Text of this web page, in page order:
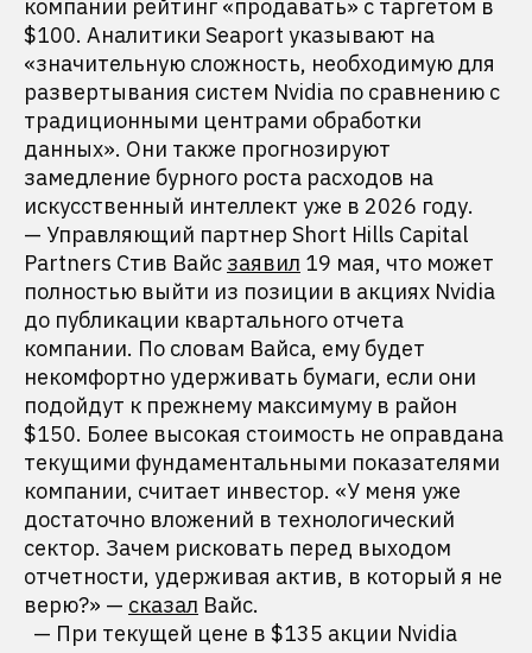
компании рейтинг «продавать» с таргетом в
$100. Аналитики Seaport указывают на
«значительную сложность, необходимую для
развертывания систем Nvidia по сравнению с
традиционными центрами обработки
данных». Они также прогнозируют
замедление бурного роста расходов на
искусственный интеллект уже в 2026 году.
— Управляющий партнер Short Hills Capital
Partners Стив Вайс заявил 19 мая, что может
полностью выйти из позиции в акциях Nvidia
до публикации квартального отчета
компании. По словам Вайса, ему будет
некомфортно удерживать бумаги, если они
подойдут к прежнему максимуму в район
$150. Более высокая стоимость не оправдана
текущими фундаментальными показателями
компании, считает инвестор. «У меня уже
достаточно вложений в технологический
сектор. Зачем рисковать перед выходом
отчетности, удерживая актив, в который я не
верю?» — сказал Вайс.
— При текущей цене в $135 акции Nvidia